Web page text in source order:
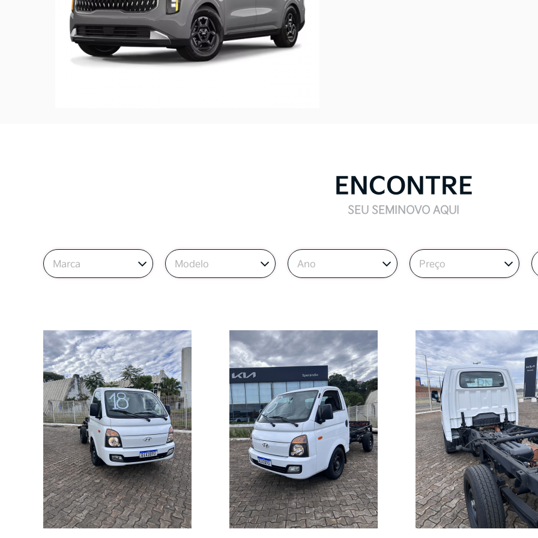
*Consentimento para Tratamento de Dados - LGPD 2020
Li e aceito ostermos de uso.
Resolva :
ENCONTRE
SEU SEMINOVO AQUI
Políticas de Privacidade
A Kia Sperandio deseja que a experiência de contato com seus produtos e
site, crie em você um sentimento de alegria e satisfação. Para isso,
cuidadosa desta política de privacidade, abaixo
Princípios de Proteção e Privacidade de Dados
Os princípios de proteção e privacidade de dados pessoais objetiva afirmar
clientes, potenciais clientes ou usuários de serviços/websites em relação à
proteção de dados pessoais.
Nossa responsabilidade por sua privacidade se estende igualmente aos
e terceiros contratados para tratar, processar ou armazenar seus dados